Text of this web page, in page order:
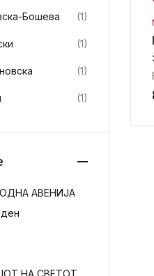
Бошева (1)
(1)
(1)
(1)
АВЕНИЈА
ден
НА СВЕТОТ